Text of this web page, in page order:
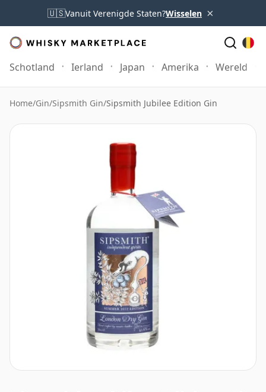
🇺🇸Vanuit Verenigde Staten?Wisselen ×
Schotland Ierland Japan Amerika Wereld
Home/Gin/Sipsmith Gin/Sipsmith Jubilee Edition Gin